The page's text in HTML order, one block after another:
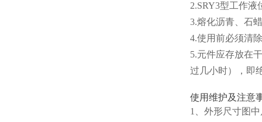
2.SRY3型工作
3.熔化沥青、石
4.使用前必须清
5.元件应存放在
过几小时），即
使用维护及注意
1、外形尺寸图